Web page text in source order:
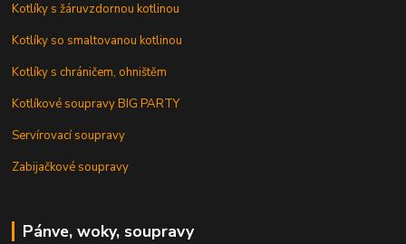
Kotlíky s žáruvzdornou kotlinou
Kotlíky so smaltovanou kotlinou
Kotlíky s chráničem, ohništěm
Kotlíkové soupravy BIG PARTY
Servírovací soupravy
Zabijačkové soupravy
Pánve, woky, soupravy